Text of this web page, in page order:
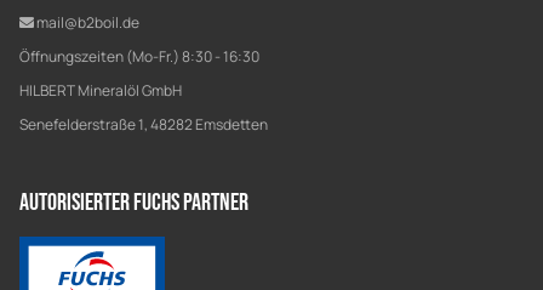
mail@b2boil.de
Öffnungszeiten (Mo-Fr.) 8:30 - 16:30
HILBERT Mineralöl GmbH
Senefelderstraße 1, 48282 Emsdetten
Autorisierter Fuchs Partner